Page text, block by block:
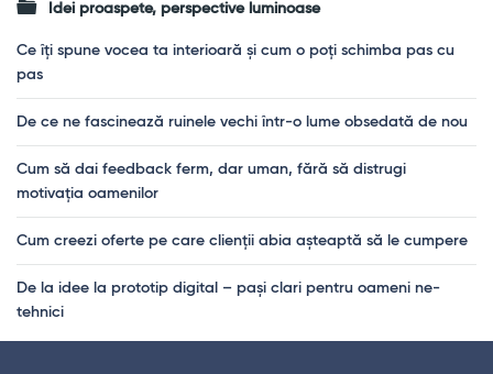
Idei proaspete, perspective luminoase
Ce îți spune vocea ta interioară și cum o poți schimba pas cu
pas
De ce ne fascinează ruinele vechi într-o lume obsedată de nou
Cum să dai feedback ferm, dar uman, fără să distrugi
motivația oamenilor
Cum creezi oferte pe care clienții abia așteaptă să le cumpere
De la idee la prototip digital – pași clari pentru oameni ne-
tehnici